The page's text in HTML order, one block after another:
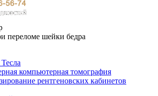
переломе шейки бедра
компьютерная томография
рентгеновских кабинетов